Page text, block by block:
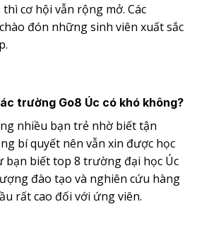
cơ hội vẫn rộng mở. Các
đón những sinh viên xuất sắc
trường Go8 Úc có khó không?
nhiều bạn trẻ nhờ biết tận
bí quyết nên vẫn xin được học
bạn biết top 8 trường đại học Úc
đào tạo và nghiên cứu hàng
rất cao đối với ứng viên.